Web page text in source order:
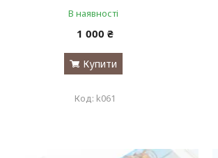
В наявності
1 000 ₴
Купити
k061